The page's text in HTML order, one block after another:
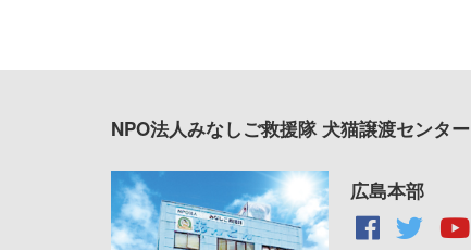
NPO法人みなしご救援隊 犬猫譲渡センター
広島本部